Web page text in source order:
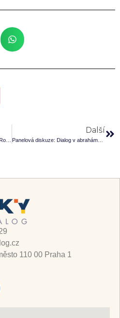
Další
Panelová diskuze: Dialog v abrahámovských náboženstvích
110 00 Praha 1